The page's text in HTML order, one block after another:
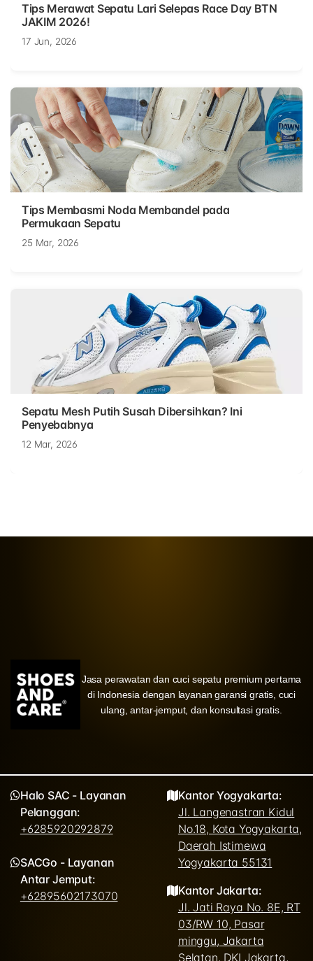
Tips Merawat Sepatu Lari Selepas Race Day BTN
JAKIM 2026!
17 Jun, 2026
Tips Membasmi Noda Membandel pada
Permukaan Sepatu
25 Mar, 2026
Sepatu Mesh Putih Susah Dibersihkan? Ini
Penyebabnya
12 Mar, 2026
Jasa perawatan dan cuci sepatu premium pertama
di Indonesia dengan layanan garansi gratis, cuci
ulang, antar-jemput, dan konsultasi gratis.
Halo SAC - Layanan
Pelanggan:
+6285920292879
SACGo - Layanan
Antar Jemput:
+62895602173070
Kantor Yogyakarta:
Jl. Langenastran Kidul
No.18, Kota Yogyakarta,
Daerah Istimewa
Yogyakarta 55131
Kantor Jakarta:
Jl. Jati Raya No. 8E, RT
03/RW 10, Pasar
minggu, Jakarta
Selatan, DKI Jakarta,